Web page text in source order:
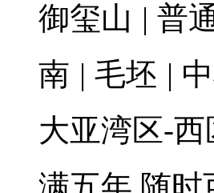
御玺山 | 普
南 | 毛坯 |
大亚湾区-西